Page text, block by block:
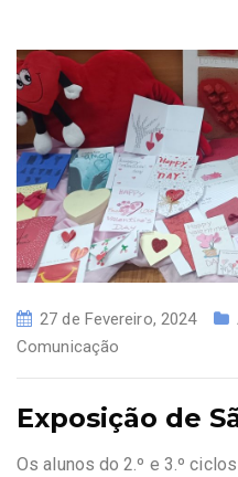
27 de Fevereiro, 2024
Comunicação
Exposição de
Os alunos do 2.º e 3.º